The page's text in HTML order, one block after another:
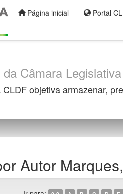
Página inicial Portal
Câmara
objetiva armazenar,
Autor